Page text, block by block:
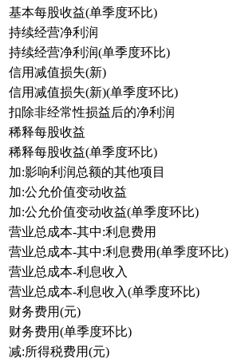
基本每股收益(单季度环比)
持续经营净利润
持续经营净利润(单季度环比)
信用减值损失(新)
信用减值损失(新)(单季度环比)
扣除非经常性损益后的净利润
稀释每股收益
稀释每股收益(单季度环比)
加:影响利润总额的其他项目
加:公允价值变动收益
加:公允价值变动收益(单季度环比)
营业总成本-其中:利息费用
营业总成本-其中:利息费用(单季度环比)
营业总成本-利息收入
营业总成本-利息收入(单季度环比)
财务费用(元)
财务费用(单季度环比)
减:所得税费用(元)